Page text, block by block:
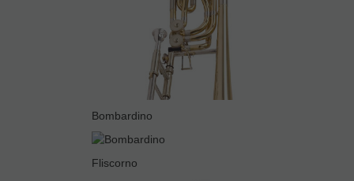
Bombardino
Fliscorno